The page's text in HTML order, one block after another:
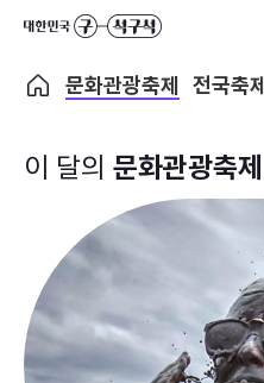
문화관광축제 전국축제
이 달의 문화관광축제